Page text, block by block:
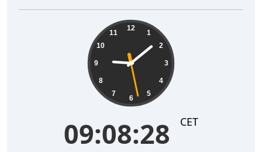
12
1
2
3
4
5
6
7
8
9
10
11
09:08:29 CET